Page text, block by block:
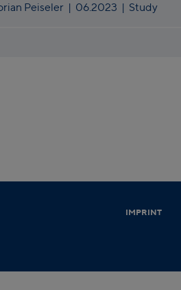
Peiseler| 06.2023 | Study
IMPRINT